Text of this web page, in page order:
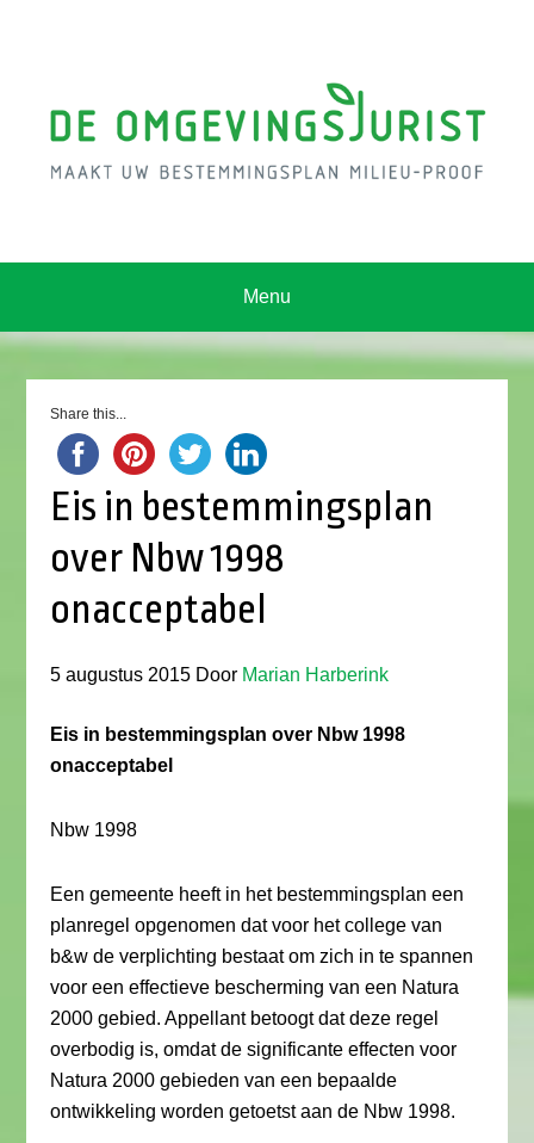
Menu
Share this...
Eis in bestemmingsplan
over Nbw 1998
onacceptabel
5 augustus 2015 Door Marian Harberink
Eis in bestemmingsplan over Nbw 1998
onacceptabel
Nbw 1998
Een gemeente heeft in het bestemmingsplan een
planregel opgenomen dat voor het college van
b&w de verplichting bestaat om zich in te spannen
voor een effectieve bescherming van een Natura
2000 gebied. Appellant betoogt dat deze regel
overbodig is, omdat de significante effecten voor
Natura 2000 gebieden van een bepaalde
ontwikkeling worden getoetst aan de Nbw 1998.